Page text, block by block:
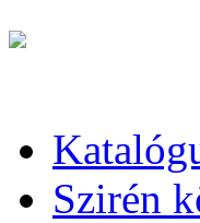
Szirén